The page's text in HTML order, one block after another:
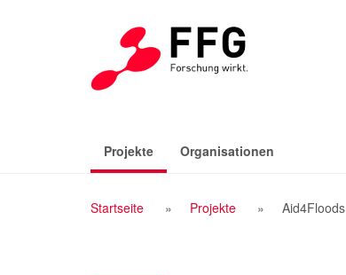
Projekte(aktiv)Organisationen
Breadcrumb
Startseite Projekte Aid4Floods